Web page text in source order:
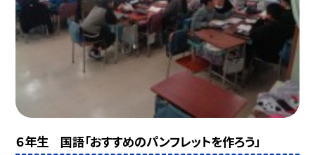
６年生 国語「おすすめのパンフレットを作ろう」